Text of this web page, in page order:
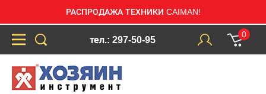
РАСПРОДАЖА ТЕХНИКИ CAIMAN!
тел.: 297-50-95
0